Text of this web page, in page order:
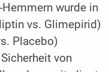
wurde in
vs. Glimepirid)
Placebo)
von